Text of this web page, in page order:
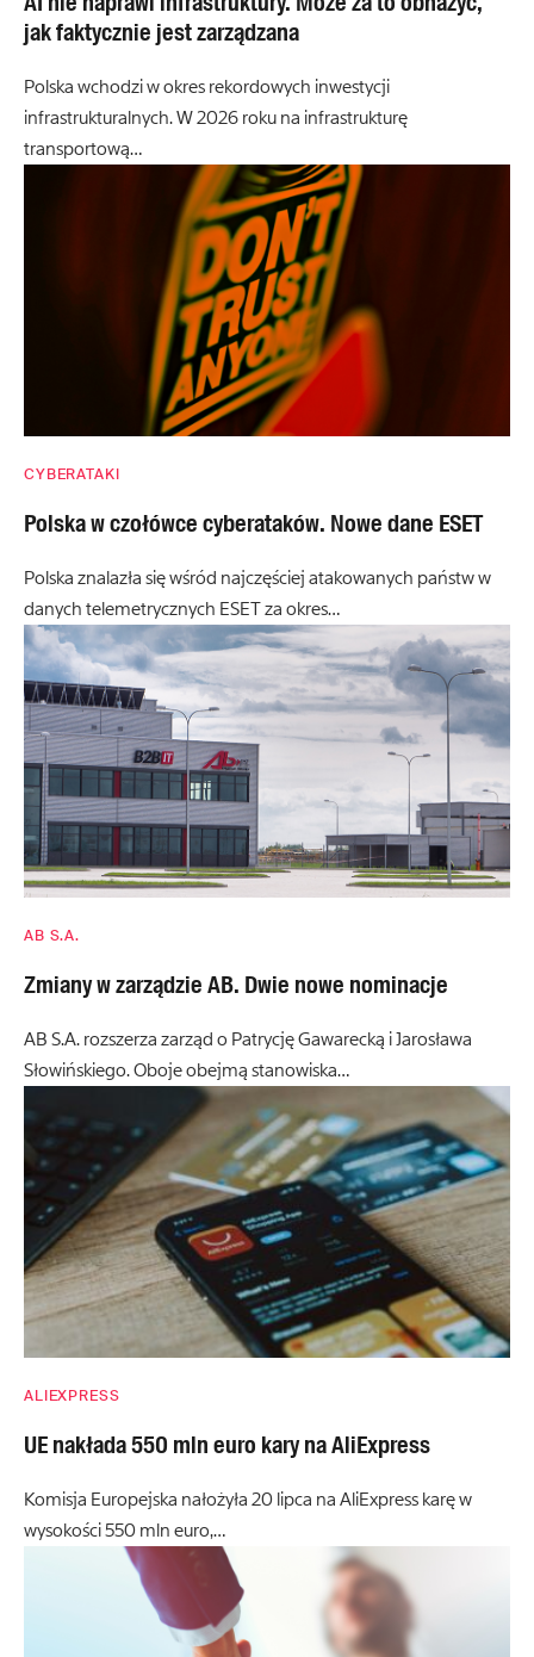
jak faktycznie jest zarządzana
Polska wchodzi w okres rekordowych inwestycji
infrastrukturalnych. W 2026 roku na infrastrukturę
transportową…
CYBERATAKI
Polska w czołówce cyberataków. Nowe dane ESET
Polska znalazła się wśród najczęściej atakowanych państw w
danych telemetrycznych ESET za okres…
AB S.A.
Zmiany w zarządzie AB. Dwie nowe nominacje
AB S.A. rozszerza zarząd o Patrycję Gawarecką i Jarosława
Słowińskiego. Oboje obejmą stanowiska…
ALIEXPRESS
UE nakłada 550 mln euro kary na AliExpress
Komisja Europejska nałożyła 20 lipca na AliExpress karę w
wysokości 550 mln euro,…